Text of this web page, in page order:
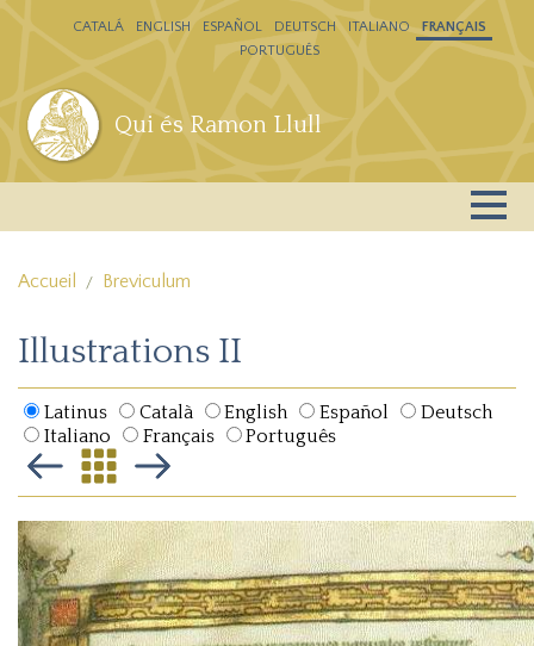
Aller au contenu principal
Qui és Ramon Llull
CATALÁ ENGLISH ESPAÑOL DEUTSCH ITALIANO
FRANÇAIS
PORTUGUÊS
Accueil Breviculum
Illustrations II
Latinus Català English Español
Deutsch
Italiano
Français Português